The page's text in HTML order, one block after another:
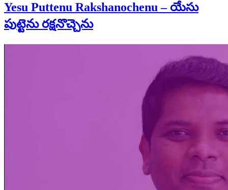
Yesu Puttenu Rakshanochenu – యేసు
పుట్టెను రక్షనొచ్చెను